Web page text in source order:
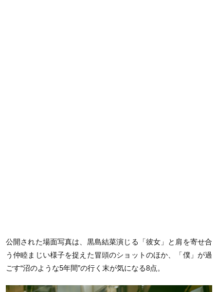
公開された場面写真は、黒島結菜演じる「彼女」と肩を寄せ合
う仲睦まじい様子を捉えた冒頭のショットのほか、「僕」が過
ごす“沼のような5年間”の行く末が気になる8点。